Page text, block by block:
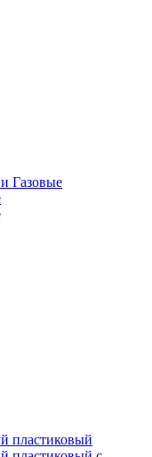
Газовые
пластиковый